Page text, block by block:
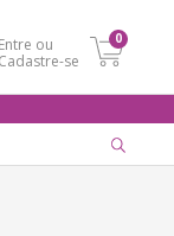
Entre ou
Cadastre-se
0